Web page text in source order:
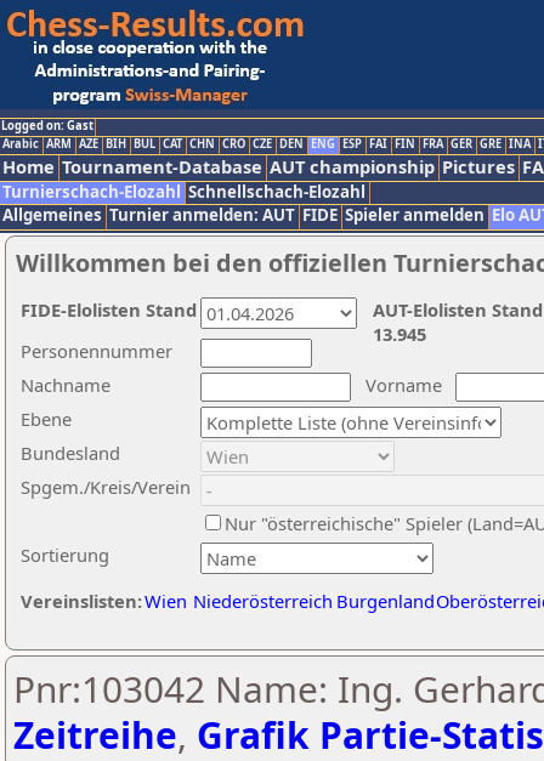
Logged on: Gast
Arabic ARM AZE BIH BUL CAT CHN CRO CZE DEN ENG ESP FAI FIN FRA GER GRE INA
Home Tournament-Database AUT championship Pictures
Turnierschach-Elozahl Schnellschach-Elozahl
Allgemeines Turnier anmelden: AUT FIDE Spieler anmelden Elo
Willkommen bei den offiziellen
Nachname
Vorname
Ebene
Sortierung
Personennummer
Bundesland
Spgem./Kreis/Verein
Nur "österreichische" Spieler
Vereinslisten:Wien Niederösterreich Burgenland
AUT-Elolisten
13.945
FIDE-Elolisten Stand
Pnr:103042 Name: Ing.
Zeitreihe, Grafik Partie-